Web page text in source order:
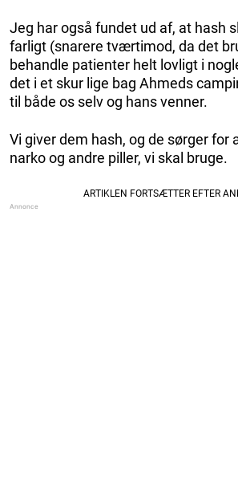
Jeg har også fundet ud af, at hash
farligt (snarere tværtimod, da det
behandle patienter helt lovligt i
det i et skur lige bag Ahmeds
til både os selv og hans venner.
Vi giver dem hash, og de sørger for
narko og andre piller, vi skal bruge.